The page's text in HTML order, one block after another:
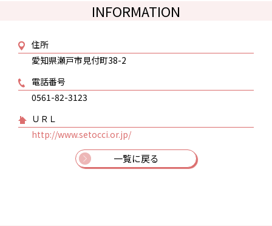
INFORMATION
住所
愛知県瀬戸市見付町38-2
電話番号
0561-82-3123
ＵＲＬ
http://www.setocci.or.jp/
一覧に戻る